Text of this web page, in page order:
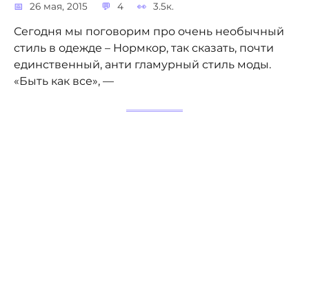
26 мая, 2015 4 3.5к.
Сегодня мы поговорим про очень необычный
стиль в одежде – Нормкор, так сказать, почти
единственный, анти гламурный стиль моды.
«Быть как все», —